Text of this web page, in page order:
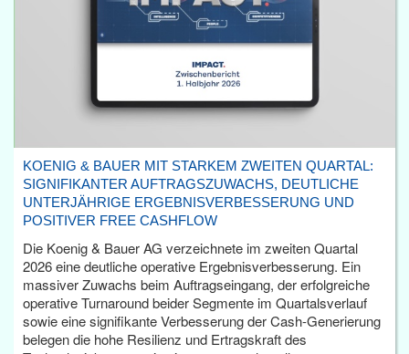
KOENIG & BAUER MIT STARKEM ZWEITEN QUARTAL:
SIGNIFIKANTER AUFTRAGSZUWACHS, DEUTLICHE
UNTERJÄHRIGE ERGEBNISVERBESSERUNG UND
POSITIVER FREE CASHFLOW
Die Koenig & Bauer AG verzeichnete im zweiten Quartal
2026 eine deutliche operative Ergebnisverbesserung. Ein
massiver Zuwachs beim Auftragseingang, der erfolgreiche
operative Turnaround beider Segmente im Quartalsverlauf
sowie eine signifikante Verbesserung der Cash-Generierung
belegen die hohe Resilienz und Ertragskraft des